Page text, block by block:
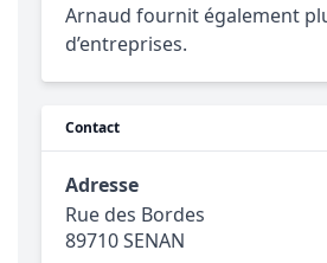
Arnaud fournit également
d’entreprises.
Contact
Adresse
Rue des Bordes
89710 SENAN